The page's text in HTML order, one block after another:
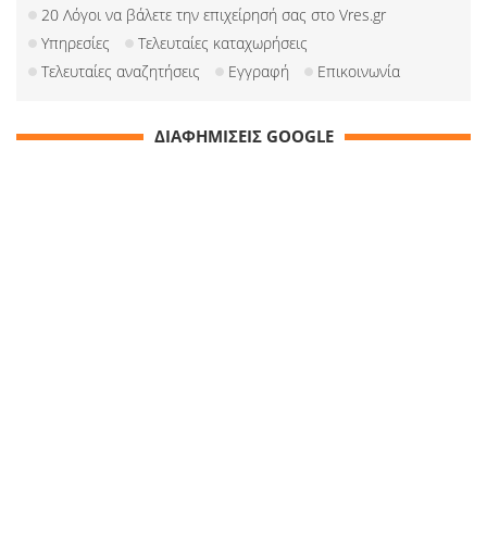
20 Λόγοι να βάλετε την επιχείρησή σας στο Vres.gr
Υπηρεσίες
Τελευταίες καταχωρήσεις
Τελευταίες αναζητήσεις
Εγγραφή Επικοινωνία
ΔΙΑΦΗΜΙΣΕΙΣ GOOGLE